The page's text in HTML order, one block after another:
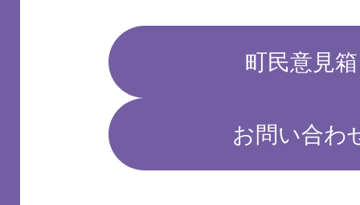
町民意見箱
お問い合わ